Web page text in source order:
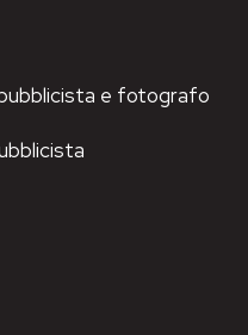
e fotografo